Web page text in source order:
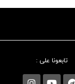
تابعونا علی :